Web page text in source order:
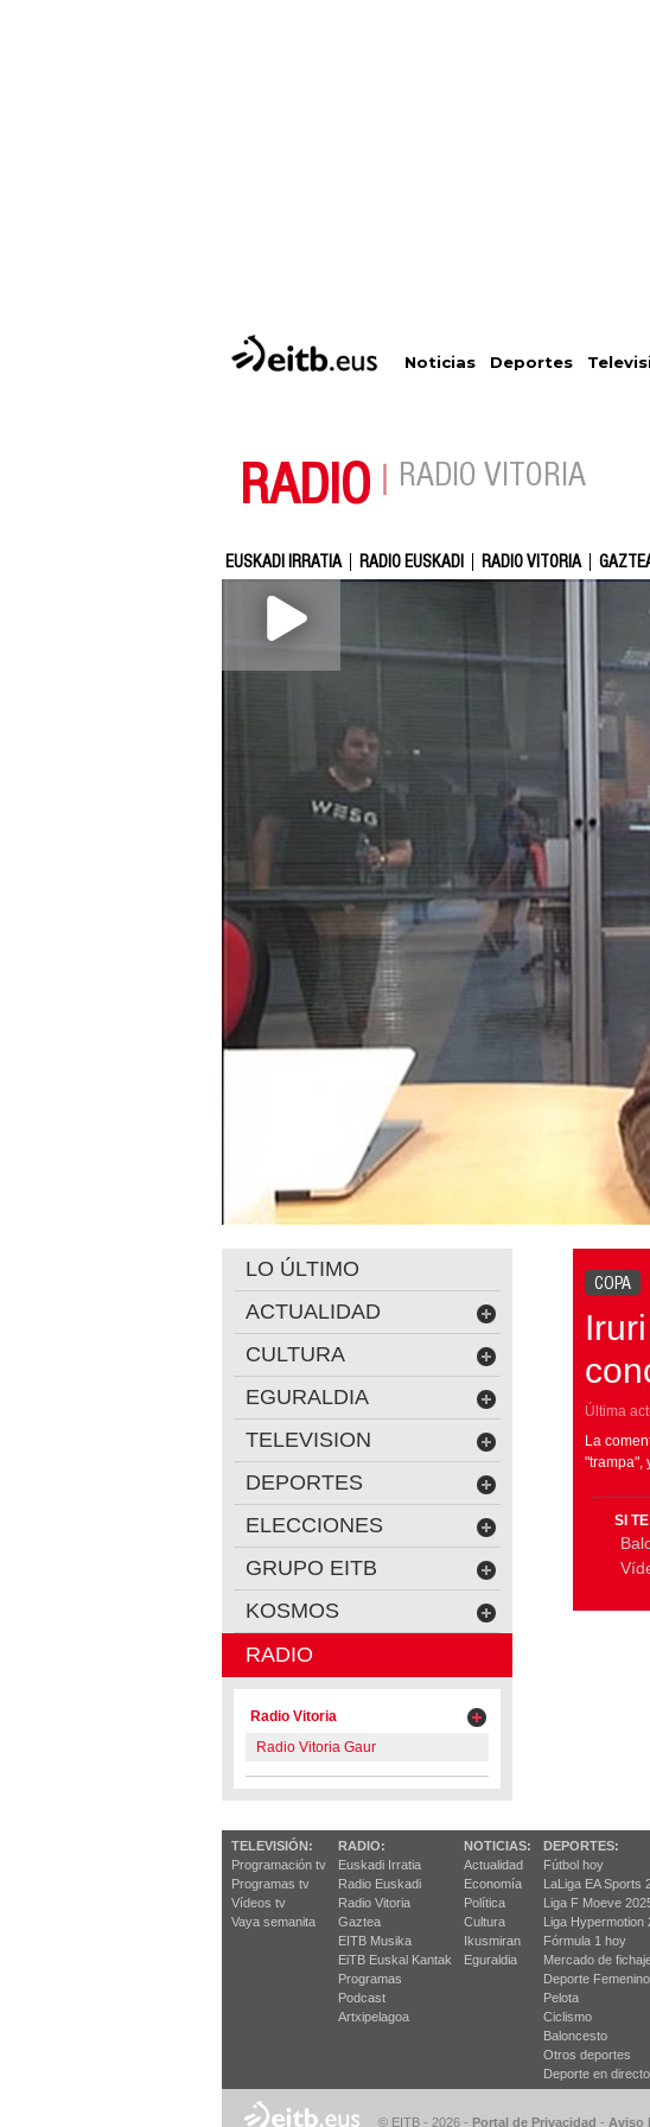
Noticias Deportes
RADIO RADIO VITORIA
EUSKADI IRRATIA RADIO EUSKADI RADIO VITORIA
COPA
Última
La
"trampa",
SI
LO ÚLTIMO
ACTUALIDAD
CULTURA
EGURALDIA
TELEVISION
DEPORTES
ELECCIONES
GRUPO EITB
KOSMOS
RADIO
Radio Vitoria
Radio Vitoria Gaur
TELEVISIÓN:
Programación tv
Programas tv
Vídeos tv
Vaya semanita
RADIO:
Euskadi Irratia
Radio Euskadi
Radio Vitoria
Gaztea
EITB Musika
EiTB Euskal Kantak
Programas
Podcast
Artxipelagoa
NOTICIAS:
Actualidad
Economía
Política
Cultura
Ikusmiran
Eguraldia
DEPORTES:
Fútbol hoy
LaLiga EA Sports
Liga F Moeve
Liga Hypermotion
Fórmula 1 hoy
Mercado de
Deporte Femenino
Pelota
Ciclismo
Baloncesto
Otros deportes
Deporte en directo
© EITB - 2026 - Portal de Privacidad - Aviso